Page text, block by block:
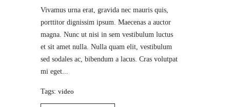
Vivamus urna erat, gravida nec mauris quis,
porttitor dignissim ipsum. Maecenas a auctor
magna. Nunc ut nisi in sem vestibulum luctus
et sit amet nulla. Nulla quam elit, vestibulum
sed sodales ac, bibendum a lacus. Cras volutpat
mi eget...
Tags: video